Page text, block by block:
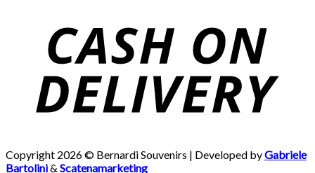
Copyright 2026 © Bernardi Souvenirs | Developed byGabriele
Bartolini& Scatenamarketing